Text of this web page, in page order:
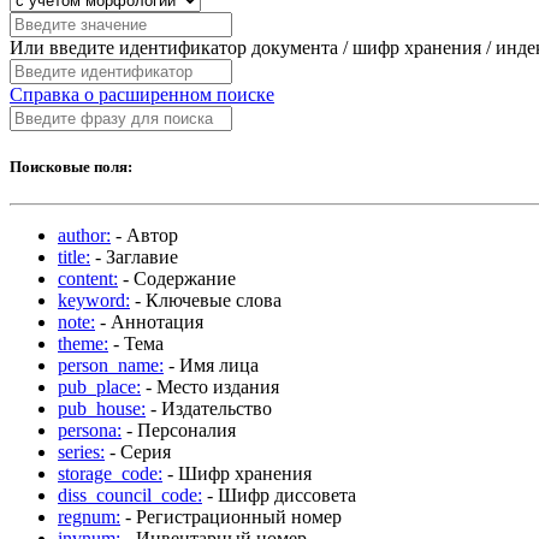
Или введите идентификатор документа / шифр хранения /
Справка о расширенном поиске
Поисковые поля:
author: - Автор
title: - Заглавие
content: - Содержание
keyword: - Ключевые слова
note: - Аннотация
theme: - Тема
person_name: - Имя лица
pub_place: - Место издания
pub_house: - Издательство
persona: - Персоналия
series: - Серия
storage_code: - Шифр хранения
diss_council_code: - Шифр диссовета
regnum: - Регистрационный номер